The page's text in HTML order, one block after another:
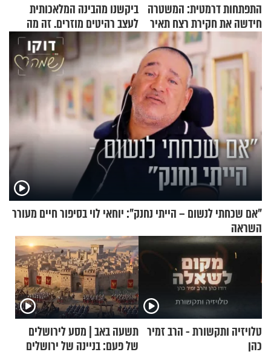
התפתחות דרמטית: המשטרה
חידשה את חקירת רצח תאיר
ראדה
ביקשנו מהבינה המלאכותית
לעצב רהיטים מוזרים. זה מה
שיצא
"אם שכחתי לנשום – הייתי נחנק": יוחאי לוי בסיפור חיים מעורר
השראה
טלויזיה ותקשורת - הרב זמיר
כהן
תשעה באב | מסע לירושלים
של פעם: בניינה של ירושלים